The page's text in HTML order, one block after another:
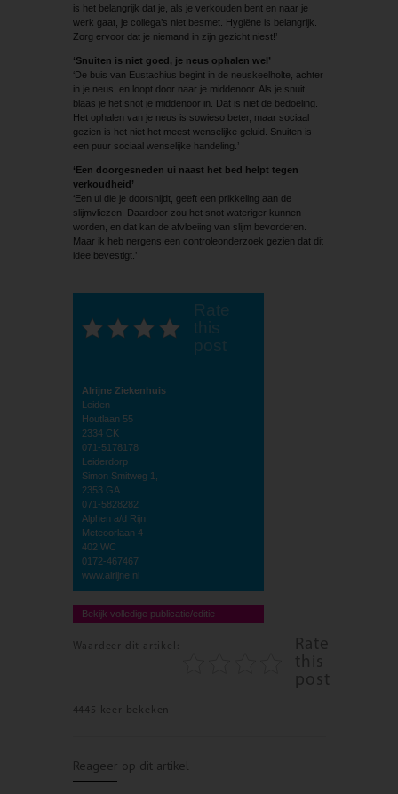
is het belangrijk dat je, als je verkouden bent en naar je
werk gaat, je collega’s niet besmet. Hygiëne is belangrijk.
Zorg ervoor dat je niemand in zijn gezicht niest!’
‘Snuiten is niet goed, je neus ophalen wel’
‘De buis van Eustachius begint in de neuskeelholte, achter
in je neus, en loopt door naar je middenoor. Als je snuit,
blaas je het snot je middenoor in. Dat is niet de bedoeling.
Het ophalen van je neus is sowieso beter, maar sociaal
gezien is het niet het meest wenselijke geluid. Snuiten is
een puur sociaal wenselijke handeling.’
‘Een doorgesneden ui naast het bed helpt tegen
verkoudheid’
‘Een ui die je doorsnijdt, geeft een prikkeling aan de
slijmvliezen. Daardoor zou het snot wateriger kunnen
worden, en dat kan de afvloeiing van slijm bevorderen.
Maar ik heb nergens een controle­onderzoek gezien dat dit
idee bevestigt.’
Rate
this
post
Alrijne Ziekenhuis
Leiden
Houtlaan 55
2334 CK
071-5178178
Leiderdorp
Simon Smitweg 1,
2353 GA
071-5828282
Alphen a/d Rijn
Meteoorlaan 4
402 WC
0172-467467
www.alrijne.nl
Bekijk volledige publicatie/editie
Waardeer dit artikel:
Rate
this
post
4445 keer bekeken
Reageer op dit artikel